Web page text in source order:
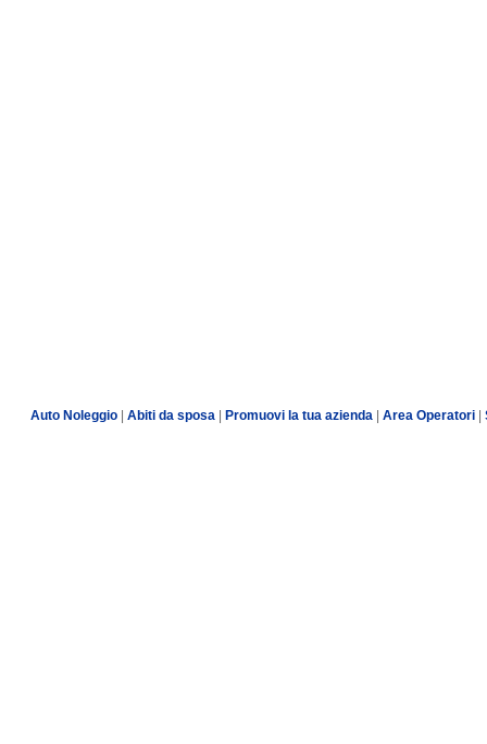
Auto Noleggio Abiti da sposa Promuovi la tua azienda Area Operatori